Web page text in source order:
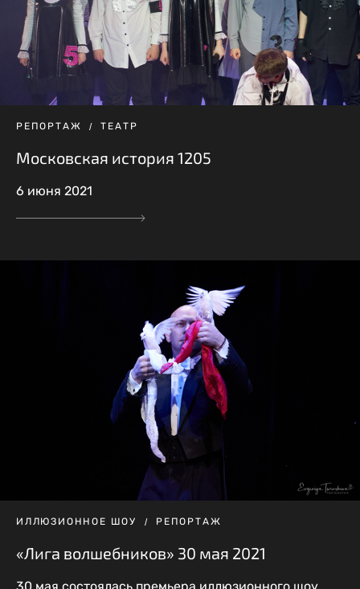
РЕПОРТАЖ ТЕАТР
Московская история 1205
6 июня 2021
ИЛЛЮЗИОННОЕ ШОУ РЕПОРТАЖ
«Лига волшебников» 30 мая 2021